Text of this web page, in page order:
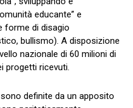
educante” e
forme di disagio
bullismo). A disposizione
nazionale di 60 milioni di
progetti ricevuti.
definite da un apposito